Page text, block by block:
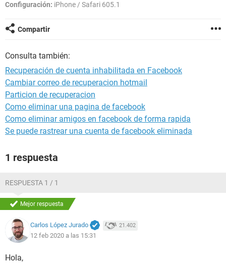
Configuración: iPhone / Safari 605.1
Compartir
Consulta también:
Recuperación de cuenta inhabilitada en Facebook
Cambiar correo de recuperacion hotmail
Particion de recuperacion
Como eliminar una pagina de facebook
Como eliminar amigos en facebook de forma rapida
Se puede rastrear una cuenta de facebook eliminada
1 respuesta
RESPUESTA 1 / 1
Mejor respuesta
Carlos López Jurado 21.402
12 feb 2020 a las 15:31
Hola,